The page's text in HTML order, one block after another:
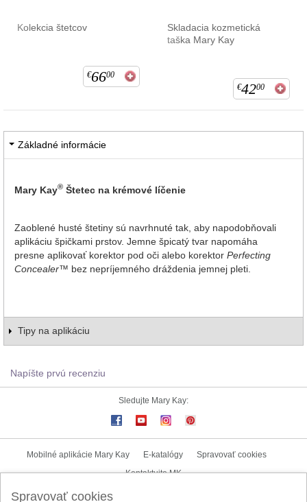
Kolekcia štetcov
€6600
Skladacia kozmetická
taška Mary Kay
€4200
Základné informácie
Mary Kay® Štetec na krémové líčenie
Zaoblené husté štetiny sú navrhnuté tak, aby napodobňovali
aplikáciu špičkami prstov. Jemne špicatý tvar napomáha
presne aplikovať korektor pod oči alebo korektor Perfecting
Concealer™ bez nepríjemného dráždenia jemnej pleti.
Tipy na aplikáciu
Napíšte prvú recenziu
Sledujte Mary Kay:
Mobilné aplikácie Mary Kay E-katalógy
Spravovať cookies
Kontaktujte MK
Spravovať cookies